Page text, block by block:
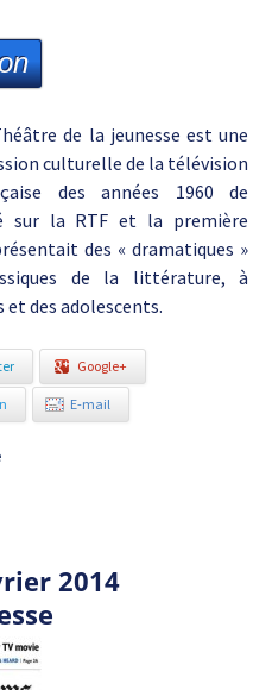
de la jeunesse est une
culturelle de la télévision
des années 1960 de
sur la RTF et la première
des « dramatiques »
de la littérature, à
des adolescents.
Google+
E-mail
2014